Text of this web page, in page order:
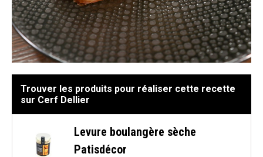
Trouver les produits pour réaliser cette recette
sur Cerf Dellier
Levure boulangère sèche
Patisdécor